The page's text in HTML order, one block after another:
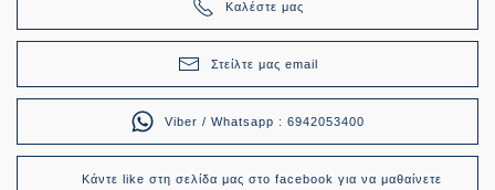
Καλέστε μας
Στείλτε μας email
Viber / Whatsapp : 6942053400
Κάντε like στη σελίδα μας στο facebook για να μαθαίνετε